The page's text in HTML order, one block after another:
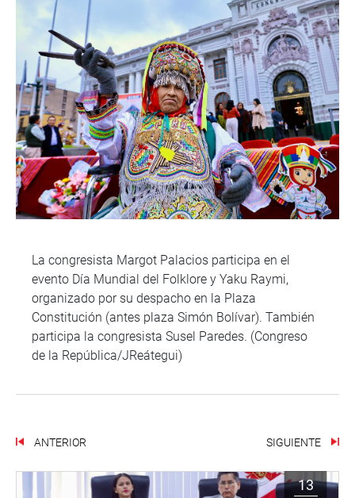
La congresista Margot Palacios participa en el
evento Día Mundial del Folklore y Yaku Raymi,
organizado por su despacho en la Plaza
Constitución (antes plaza Simón Bolívar). También
participa la congresista Susel Paredes. (Congreso
de la República/JReátegui)
ANTERIOR SIGUIENTE
13